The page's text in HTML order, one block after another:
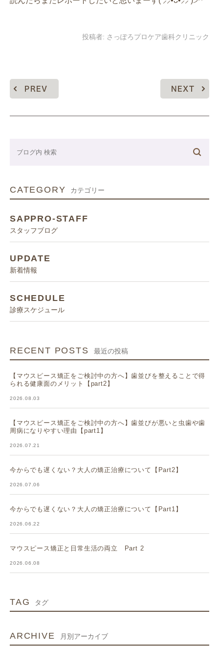
投稿者: さっぽろプロケア歯科クリニック
PREV NEXT
CATEGORY カテゴリー
SAPPRO-STAFF
スタッフブログ
UPDATE
新着情報
SCHEDULE
診療スケジュール
RECENT POSTS 最近の投稿
【マウスピース矯正をご検討中の方へ】歯並びを整えることで得
られる健康面のメリット【part2】
2026.08.03
【マウスピース矯正をご検討中の方へ】歯並びが悪いと虫歯や歯
周病になりやすい理由【part1】
2026.07.21
今からでも遅くない？大人の矯正治療について【Part2】
2026.07.06
今からでも遅くない？大人の矯正治療について【Part1】
2026.06.22
マウスピース矯正と日常生活の両立 Part 2
2026.06.08
TAG タグ
ARCHIVE 月別アーカイブ